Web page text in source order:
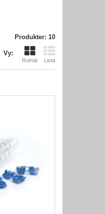
Produkter: 10
Vy:
Rutnät Lista